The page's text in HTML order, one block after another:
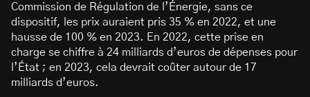
Commission de Régulation de l’Énergie, sans ce
dispositif, les prix auraient pris 35 % en 2022, et une
hausse de 100 % en 2023. En 2022, cette prise en
charge se chiffre à 24 milliards d’euros de dépenses pour
l’État ; en 2023, cela devrait coûter autour de 17
milliards d’euros.